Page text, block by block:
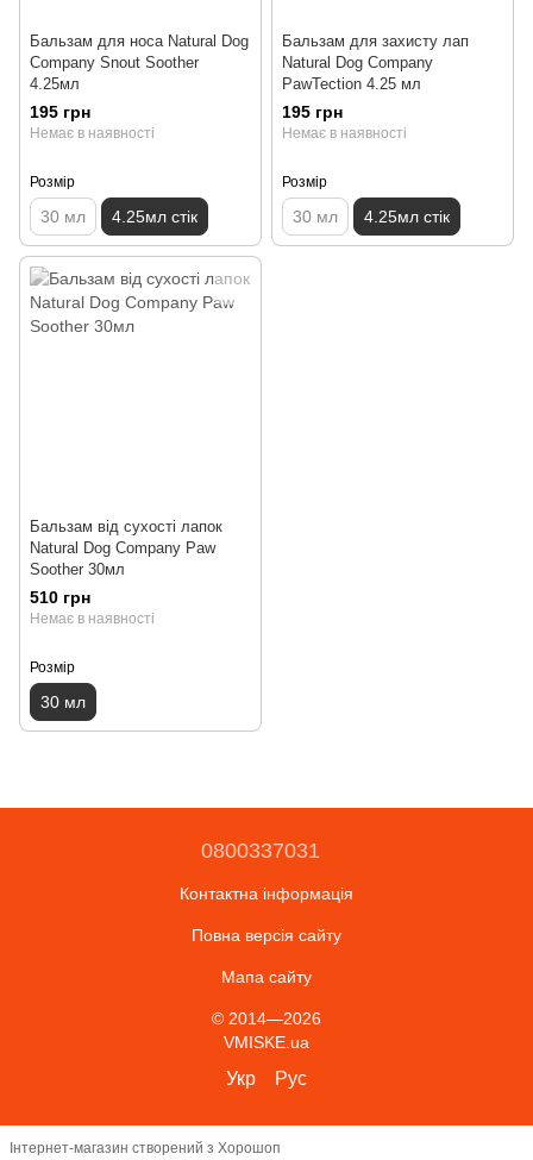
Бальзам для носа Natural Dog
Company Snout Soother
4.25мл
195 грн
Немає в наявності
Розмір
30 мл 4.25мл стік
Бальзам для захисту лап
Natural Dog Company
PawTection 4.25 мл
195 грн
Немає в наявності
Розмір
30 мл 4.25мл стік
Бальзам від сухості лапок
Natural Dog Company Paw
Soother 30мл
510 грн
Немає в наявності
Розмір
30 мл
0800337031
Контактна інформація
Повна версія сайту
Мапа сайту
© 2014—2026
VMISKE.ua
Укр Рус
Інтернет-магазин створений з Хорошоп